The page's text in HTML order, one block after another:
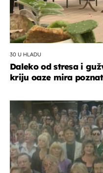
30 U HLADU
Daleko od stresa i
kriju oaze mira